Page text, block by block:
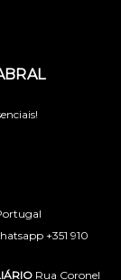
+351 910
Rua Coronel